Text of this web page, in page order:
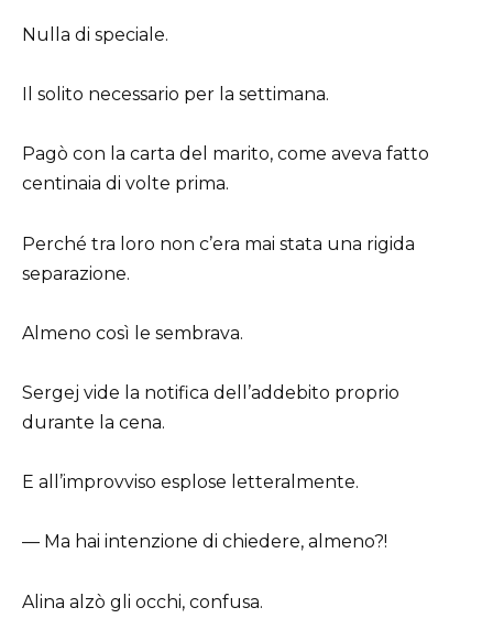
Nulla di speciale.
Il solito necessario per la settimana.
Pagò con la carta del marito, come aveva fatto
centinaia di volte prima.
Perché tra loro non c’era mai stata una rigida
separazione.
Almeno così le sembrava.
Sergej vide la notifica dell’addebito proprio
durante la cena.
E all’improvviso esplose letteralmente.
— Ma hai intenzione di chiedere, almeno?!
Alina alzò gli occhi, confusa.